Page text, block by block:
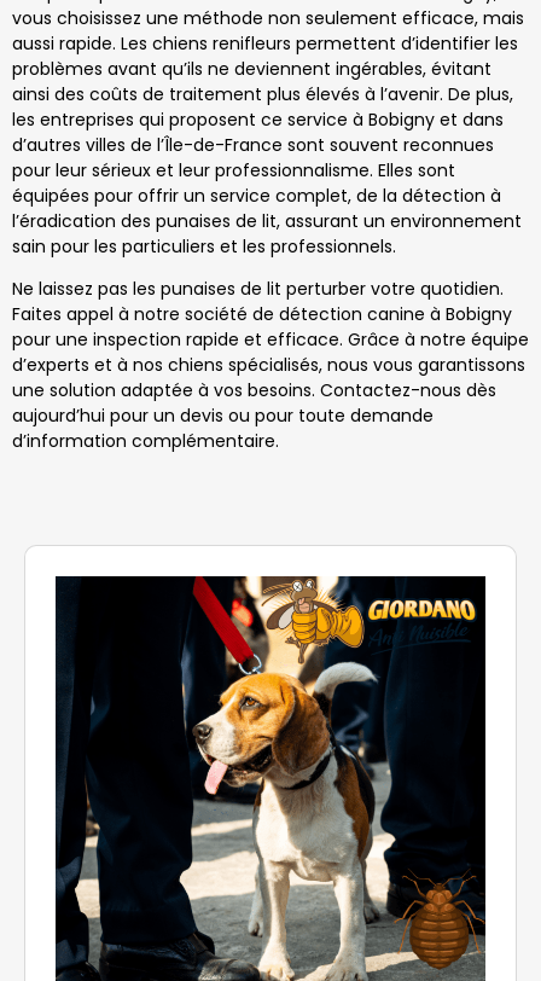
vous choisissez une méthode non seulement efficace, mais
aussi rapide. Les chiens renifleurs permettent d’identifier les
problèmes avant qu’ils ne deviennent ingérables, évitant
ainsi des coûts de traitement plus élevés à l’avenir. De plus,
les entreprises qui proposent ce service à Bobigny et dans
d’autres villes de l’Île-de-France sont souvent reconnues
pour leur sérieux et leur professionnalisme. Elles sont
équipées pour offrir un service complet, de la détection à
l’éradication des punaises de lit, assurant un environnement
sain pour les particuliers et les professionnels.
Ne laissez pas les punaises de lit perturber votre quotidien.
Faites appel à notre société de détection canine à Bobigny
pour une inspection rapide et efficace. Grâce à notre équipe
d’experts et à nos chiens spécialisés, nous vous garantissons
une solution adaptée à vos besoins. Contactez-nous dès
aujourd’hui pour un devis ou pour toute demande
d’information complémentaire.